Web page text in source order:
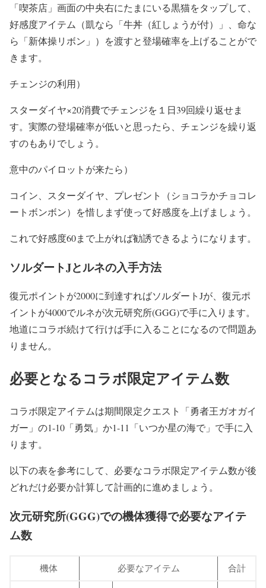
「喫茶店」画面の中央右にたまにいる黒猫をタップして、
好感度アイテム（凱なら「牛丼（紅しょうが付）」、命な
ら「新体操リボン」）を渡すと登場確率を上げることがで
きます。
チェンジの利用）
スターダイヤ×20消費でチェンジを１日39回繰り返せま
す。実際の登場確率が低いと思ったら、チェンジを繰り返
すのもありでしょう。
意中のパイロットが来たら）
コイン、スターダイヤ、プレゼント（ショコラかチョコレ
ートボンボン）を惜しまず使って好感度を上げましょう。
これで好感度60まで上がれば勧誘できるようになります。
ソルダートJとルネの入手方法
復元ポイントが2000に到達すればソルダートJが、復元ポ
イントが4000でルネが次元研究所(GGG)で手に入ります。
地道にコラボ続けて行けば手に入ることになるので問題あ
りません。
必要となるコラボ限定アイテム数
コラボ限定アイテムは期間限定クエスト「勇者王ガオガイ
ガー」の1-10「勇気」か1-11「いつか星の海で」で手に入
ります。
以下の表を参考にして、必要なコラボ限定アイテム数が後
どれだけ必要か計算して計画的に進めましょう。
次元研究所(GGG)での機体獲得で必要なアイテ
ム数
機体 必要なアイテム 合計